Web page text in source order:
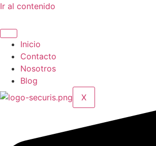
Ir al contenido
Inicio
Contacto
Nosotros
Blog
X